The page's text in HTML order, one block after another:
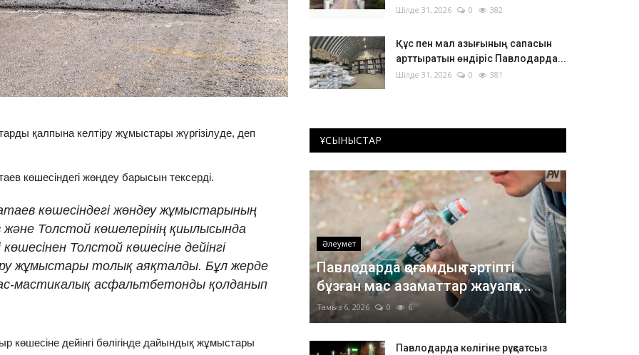
қалпына келтіру жұмыстары жүргізілуде, деп
көшесіндегі жөндеу барысын тексерді.
көшесіндегі жөндеу жұмыстарының
Толстой көшелерінің қиылысында
Толстой көшесіне дейінгі
жұмыстары толық аяқталды. Бұл жерде
мастикалық асфальтбетонды қолданып
дейінгі бөлігінде дайындық жұмыстары
Шілде 31, 2026 0 382
Құс пен мал азығының сапасын
арттыратын өндіріс Павлодарда...
Шілде 31, 2026 0 381
ҰСЫНЫСТАР
Әлеумет
Павлодарда қоғамдық тәртіпті
бұзған мас азаматтар жауапқа...
Тамыз 6, 2026 0 6
Павлодарда көлігіне рұқсатсыз